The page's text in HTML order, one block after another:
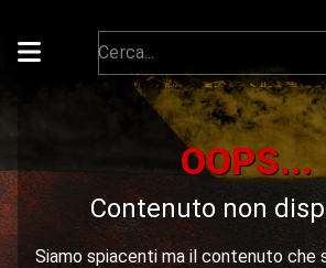
OOPS...
Contenuto non
Siamo spiacenti ma il contenuto che